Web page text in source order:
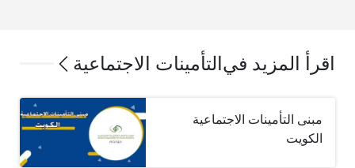
اقرأ المزيد في التأمينات الاجتماعية
مبنى التأمينات الاجتماعية
الكويت